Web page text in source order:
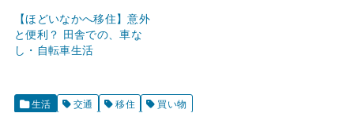
【ほどいなかへ移住】意外
と便利？ 田舎での、車な
し・自転車生活
生活 交通 移住 買い物